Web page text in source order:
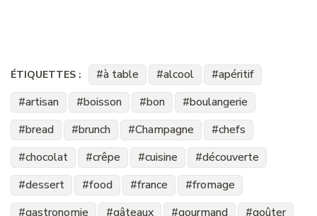
ÉTIQUETTES : à table alcool
apéritif
artisan
boisson bon
boulangerie
bread
brunch Champagne
chefs
chocolat
crêpe cuisine
découverte
dessert
food france
fromage
gastronomie
gâteaux gourmand goûter